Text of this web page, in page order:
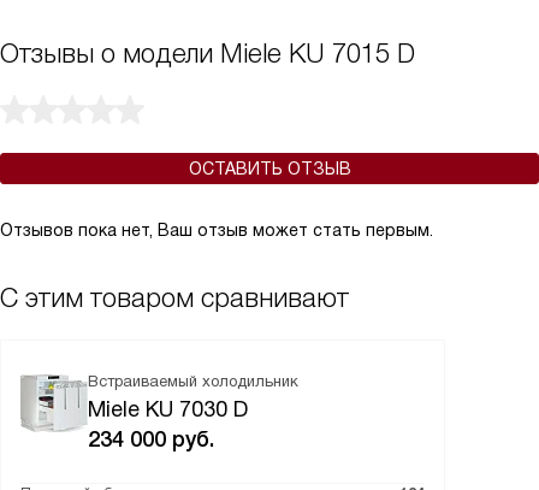
Отзывы о модели Miele KU 7015 D
ОСТАВИТЬ ОТЗЫВ
Отзывов пока нет, Ваш отзыв может стать первым.
С этим товаром сравнивают
Встраиваемый холодильник
Miele KU 7030 D
234 000 руб.